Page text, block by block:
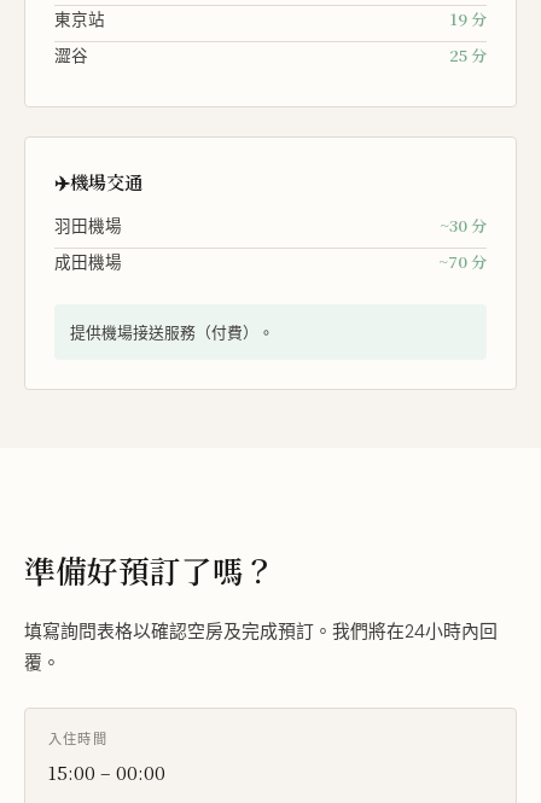
東京站 19 分
澀谷 25 分
✈️機場交通
羽田機場 ~30 分
成田機場 ~70 分
提供機場接送服務（付費）。
準備好預訂了嗎？
填寫詢問表格以確認空房及完成預訂。我們將在24小時內回
覆。
入住時間
15:00 – 00:00